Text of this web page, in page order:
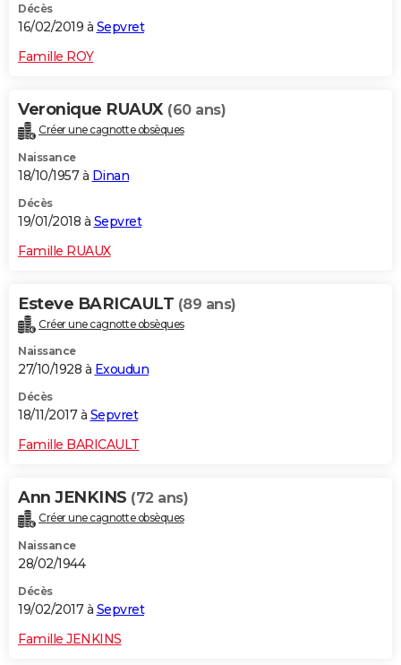
Décès
16/02/2019 à Sepvret
Famille ROY
Veronique RUAUX (60 ans)
Créer une cagnotte obsèques
Naissance
18/10/1957 à Dinan
Décès
19/01/2018 à Sepvret
Famille RUAUX
Esteve BARICAULT (89 ans)
Créer une cagnotte obsèques
Naissance
27/10/1928 à Exoudun
Décès
18/11/2017 à Sepvret
Famille BARICAULT
Ann JENKINS (72 ans)
Créer une cagnotte obsèques
Naissance
28/02/1944
Décès
19/02/2017 à Sepvret
Famille JENKINS